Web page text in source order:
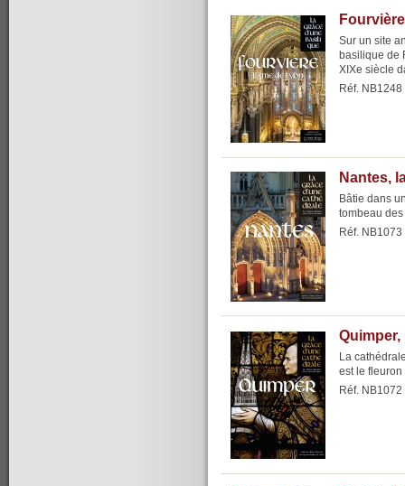
Sur un site
basilique de
XIXe siècle
Réf. NB1248
Nantes,
Bâtie dans
tombeau
Réf. NB1073
La
est le fleuron
Réf. NB1072